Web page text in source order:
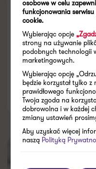
10 lat GAAR –
polski system
[RAPORT]
16.07.2026
osobowe w celu
funkcjonowania
cookie.
Wybierając opcje
strony na używanie
podobnych technologii
marketingowych.
Wybierając opcję
będzie korzystał tylko
prawidłowego
Twoja zgoda na
dobrowolna i w każdej
zmiany ustawień
Aby uzyskać więcej
naszą Polityką